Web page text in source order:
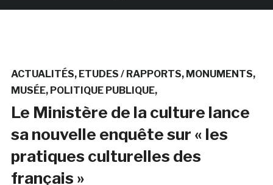
ACTUALITÉS ETUDES / RAPPORTS MONUMENTS
MUSÉE POLITIQUE PUBLIQUE
Le Ministère de la culture lance
sa nouvelle enquête sur « les
pratiques culturelles des
français »